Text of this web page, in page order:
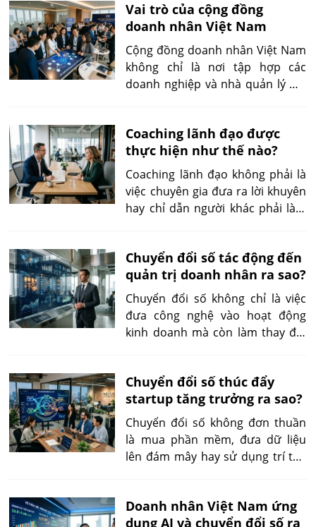
duy của người sở hữu doanh
nghiệp mà là cách suy nghĩ
hướng đến đổi mới, chủ động và
phát triển bền vững.
Vai trò của cộng đồng
doanh nhân Việt Nam
Cộng đồng doanh nhân Việt Nam
không chỉ là nơi tập hợp các
doanh nghiệp và nhà quản lý mà
Thông qua các hiệp hội, câu lạc
bộ doanh nhân, diễn đàn chuyên
ngành và mạng lưới kết nối, cộng
đồng này tạo điều kiện để các
doanh nghiệp chia sẻ kiến thức,
hợp tác đầu tư và tận dụng hiệu
Coaching lãnh đạo được
thực hiện như thế nào?
Coaching lãnh đạo không phải là
việc chuyên gia đưa ra lời khuyên
hay chỉ dẫn người khác phải làm
tự khám phá tư duy, làm rõ mục
tiêu, nhận diện rào cản và xây
dựng cam kết hành động thông
qua hệ thống câu hỏi, phản hồi và
đối thoại.
Chuyển đổi số tác động đến
quản trị doanh nhân ra sao?
Chuyển đổi số không chỉ là việc
đưa công nghệ vào hoạt động
kinh doanh mà còn làm thay đổi
nghiệp. Thông qua dữ liệu, nền
tảng số và tự động hóa, doanh
nhân có thể chuyển từ cách quản
trị dựa nhiều vào kinh nghiệm
sang quản trị dựa trên thông tin,
khả năng dự báo và khả năng tối
Chuyển đổi số thúc đẩy
startup tăng trưởng ra sao?
Chuyển đổi số không đơn thuần
là mua phần mềm, đưa dữ liệu
lên đám mây hay sử dụng trí tuệ
liệu, vận hành quy trình, phục vụ
Doanh nhân Việt Nam ứng
dụng AI và chuyển đổi số ra